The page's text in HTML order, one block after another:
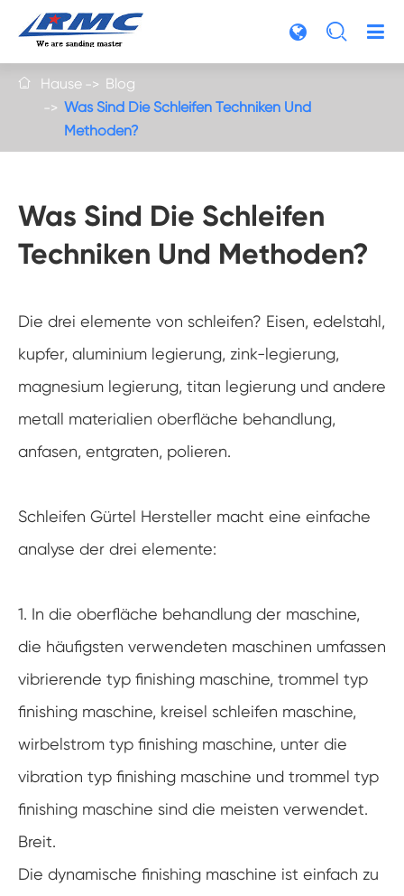

 Hause
Blog
Was Sind Die Schleifen Techniken Und
Methoden?
Was Sind Die Schleifen
Techniken Und Methoden?
Die drei elemente von schleifen? Eisen, edelstahl,
kupfer, aluminium legierung, zink-legierung,
magnesium legierung, titan legierung und andere
metall materialien oberfläche behandlung,
anfasen, entgraten, polieren.
Schleifen Gürtel Hersteller macht eine einfache
analyse der drei elemente:
1. In die oberfläche behandlung der maschine,
die häufigsten verwendeten maschinen umfassen
vibrierende typ finishing maschine, trommel typ
finishing maschine, kreisel schleifen maschine,
wirbelstrom typ finishing maschine, unter die
vibration typ finishing maschine und trommel typ
finishing maschine sind die meisten verwendet.
Breit.
Die dynamische finishing maschine ist einfach zu